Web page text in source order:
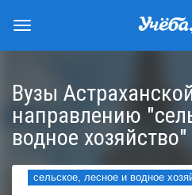
Вузы
направлению
водное хозяйство"
сельское, лесное и водное